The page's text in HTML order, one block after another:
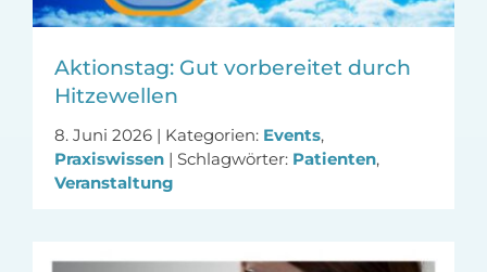
Aktionstag: Gut vorbereitet durch
Hitzewellen
8. Juni 2026 | Kategorien: Events,
Praxiswissen | Schlagwörter: Patienten,
Veranstaltung